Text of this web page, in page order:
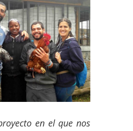
en el que nos